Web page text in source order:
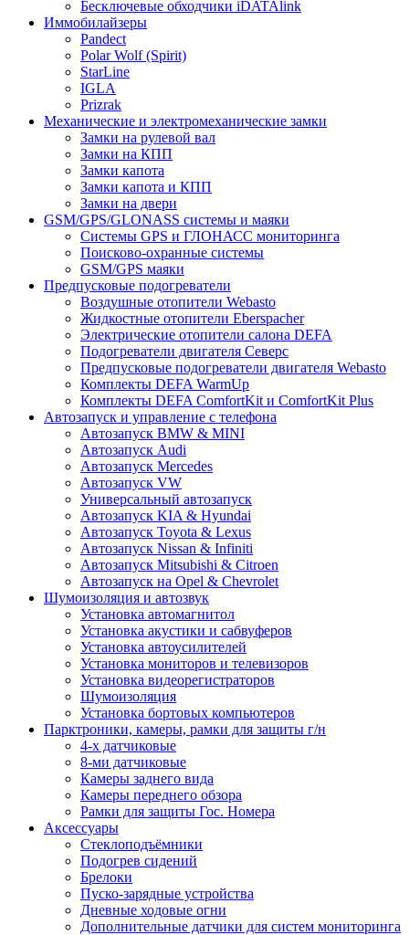
Бесключевые обходчики iDATAlink
Иммобилайзеры
Pandect
Polar Wolf (Spirit)
StarLine
IGLA
Prizrak
Механические и электромеханические замки
Замки на рулевой вал
Замки на КПП
Замки капота
Замки капота и КПП
Замки на двери
GSM/GPS/GLONASS системы и маяки
Системы GPS и ГЛОНАСС мониторинга
Поисково-охранные системы
GSM/GPS маяки
Предпусковые подогреватели
Воздушные отопители Webasto
Жидкостные отопители Eberspacher
Электрические отопители салона DEFA
Подогреватели двигателя Северс
Предпусковые подогреватели двигателя Webasto
Комплекты DEFA WarmUp
Комплекты DEFA ComfortKit и ComfortKit Plus
Автозапуск и управление с телефона
Автозапуск BMW & MINI
Автозапуск Audi
Автозапуск Mercedes
Автозапуск VW
Универсальный автозапуск
Автозапуск KIA & Hyundai
Автозапуск Toyota & Lexus
Автозапуск Nissan & Infiniti
Автозапуск Mitsubishi & Citroen
Автозапуск на Opel & Chevrolet
Шумоизоляция и автозвук
Установка автомагнитол
Установка акустики и сабвуферов
Установка автоусилителей
Установка мониторов и телевизоров
Установка видеорегистраторов
Шумоизоляция
Установка бортовых компьютеров
Парктроники, камеры, рамки для защиты г/н
4-х датчиковые
8-ми датчиковые
Камеры заднего вида
Камеры переднего обзора
Рамки для защиты Гос. Номера
Аксессуары
Стеклоподъёмники
Подогрев сидений
Брелоки
Пуско-зарядные устройства
Дневные ходовые огни
Дополнительные датчики для систем мониторинга